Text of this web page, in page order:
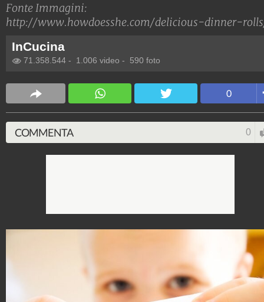
Fonte Immagini:
http://www.howdoesshe.com/delicious-dinner-
InCucina
71.358.544 - 1.006 video - 590 foto
0
COMMENTA 0